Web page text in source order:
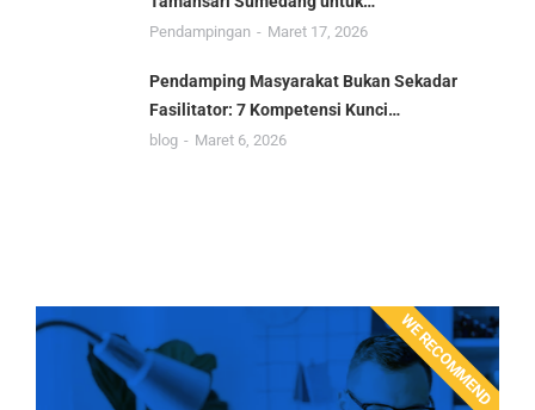
Pendampingan Maret 17, 2026
Pendamping Masyarakat Bukan Sekadar
Fasilitator: 7 Kompetensi Kunci…
blog Maret 6, 2026
WE RECOMMEND